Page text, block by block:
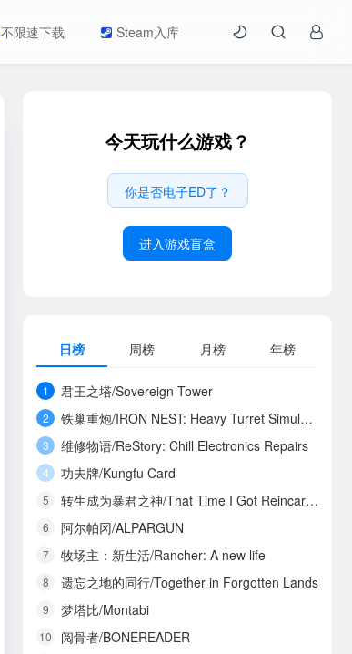
不限速下载 Steam入库
今天玩什么游戏？
你是否电子ED了？
进入游戏盲盒
日榜 周榜 月榜 年榜
1 君王之塔/Sovereign Tower
2 铁巢重炮/IRON NEST: Heavy Turret Simulator
3 维修物语/ReStory: Chill Electronics Repairs
4 功夫牌/Kungfu Card
5 转生成为暴君之神/That Time I Got Reincarnated as a Tyrant God
6 阿尔帕冈/ALPARGUN
7 牧场主：新生活/Rancher: A new life
8 遗忘之地的同行/Together in Forgotten Lands
9 梦塔比/Montabi
10 阅骨者/BONEREADER